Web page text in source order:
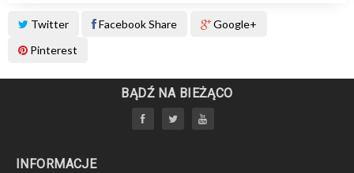
Twitter Facebook Share
Google+
Pinterest
BĄDŹ NA BIEŻĄCO
INFORMACJE